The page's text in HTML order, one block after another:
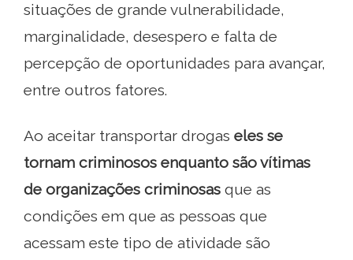
situações de grande vulnerabilidade,
marginalidade, desespero e falta de
percepção de oportunidades para avançar,
entre outros fatores.
Ao aceitar transportar drogas eles se
tornam criminosos enquanto são vítimas
de organizações criminosas que as
condições em que as pessoas que
acessam este tipo de atividade são